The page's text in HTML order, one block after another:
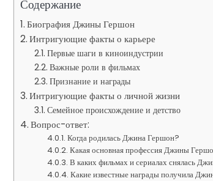
Содержание
Биография Джины Гершон
Интригующие факты о карьере
Первые шаги в киноиндустрии
Важные роли в фильмах
Признание и награды
Интригующие факты о личной жизни
Семейное происхождение и детство
Вопрос-ответ:
Когда родилась Джина Гершон?
Какая основная профессия Джины
В каких фильмах и сериалах снялась
Какие известные награды получила